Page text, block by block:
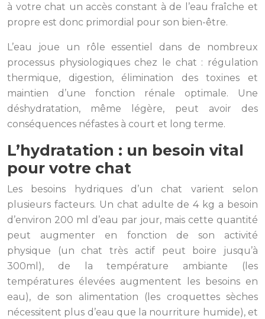
à votre chat un accès constant à de l’eau fraîche et
propre est donc primordial pour son bien-être.
L’eau joue un rôle essentiel dans de nombreux
processus physiologiques chez le chat : régulation
thermique, digestion, élimination des toxines et
maintien d’une fonction rénale optimale. Une
déshydratation, même légère, peut avoir des
conséquences néfastes à court et long terme.
L’hydratation : un besoin vital
pour votre chat
Les besoins hydriques d’un chat varient selon
plusieurs facteurs. Un chat adulte de 4 kg a besoin
d’environ 200 ml d’eau par jour, mais cette quantité
peut augmenter en fonction de son activité
physique (un chat très actif peut boire jusqu’à
300ml), de la température ambiante (les
températures élevées augmentent les besoins en
eau), de son alimentation (les croquettes sèches
nécessitent plus d’eau que la nourriture humide), et